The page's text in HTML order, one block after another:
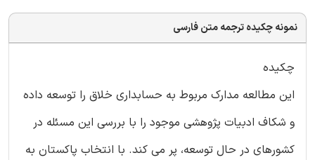
نمونه چکیده ترجمه متن فارسی
چکیده
این مطالعه مدارک مربوط به حسابداری خلاق را توسعه داده
و شکاف ادبیات پژوهشی موجود را با بررسی این مسئله در
کشورهای در حال توسعه، پر می کند. با انتخاب پاکستان به